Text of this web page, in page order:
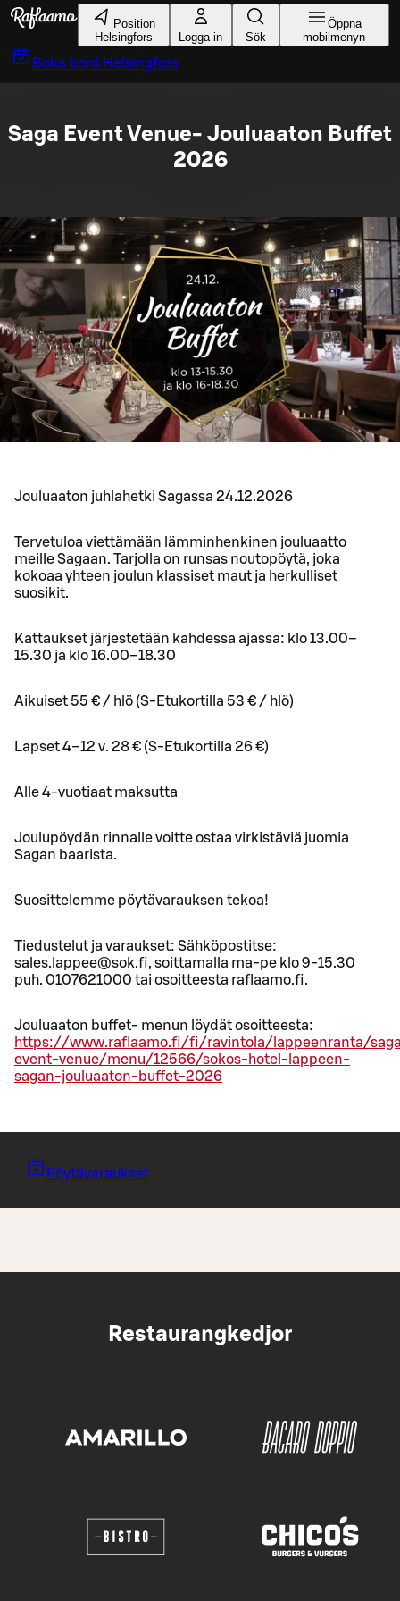
Gå till huvudinnehållet
Position
Helsingfors
Logga in Sök
Öppna
mobilmenyn
Boka bord Helsingfors
Saga Event Venue- Jouluaaton Buffet
2026
Jouluaaton juhlahetki Sagassa 24.12.2026
Tervetuloa viettämään lämminhenkinen jouluaatto
meille Sagaan. Tarjolla on runsas noutopöytä, joka
kokoaa yhteen joulun klassiset maut ja herkulliset
suosikit.
Kattaukset järjestetään kahdessa ajassa: klo 13.00–
15.30 ja klo 16.00–18.30
Aikuiset 55 € / hlö (S-Etukortilla 53 € / hlö)
Lapset 4–12 v. 28 € (S-Etukortilla 26 €)
Alle 4-vuotiaat maksutta
Joulupöydän rinnalle voitte ostaa virkistäviä juomia
Sagan baarista.
Suosittelemme pöytävarauksen tekoa!
Tiedustelut ja varaukset: Sähköpostitse:
sales.lappee@sok.fi, soittamalla ma-pe klo 9-15.30
puh. 0107621000 tai osoitteesta raflaamo.fi.
Jouluaaton buffet- menun löydät osoitteesta:
https://www.raflaamo.fi/fi/ravintola/lappeenranta/
event-venue/menu/12566/sokos-hotel-lappeen-
sagan-jouluaaton-buffet-2026
Pöytävaraukset
Restaurangkedjor